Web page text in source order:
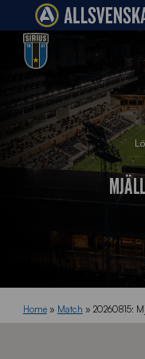
Home» Match » 20260815: